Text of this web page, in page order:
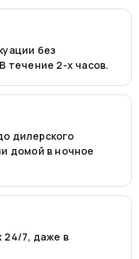
без
течение 2-х часов.
дилерского
домой в ночное
24/7, даже в